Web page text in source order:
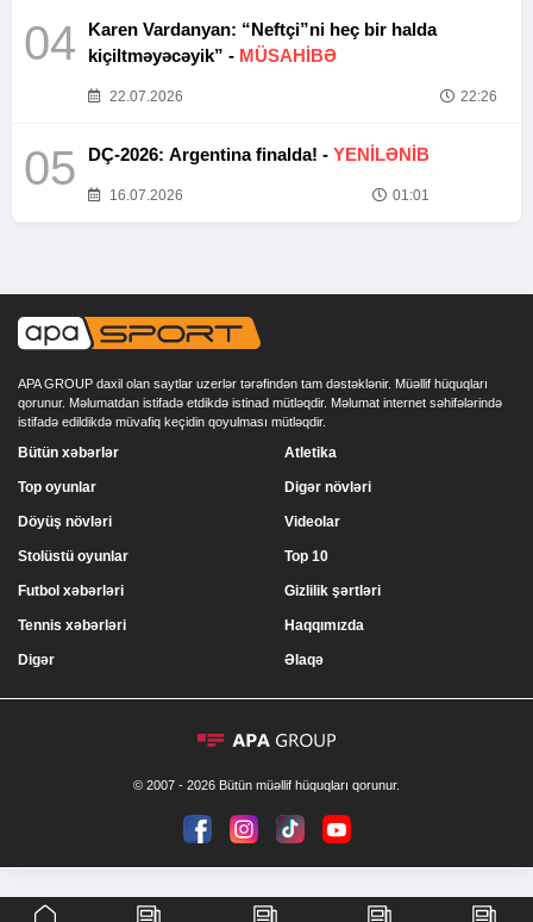
04
Karen Vardanyan: “Neftçi”ni heç bir halda
kiçiltməyəcəyik” - MÜSAHİBƏ
22.07.2026 22:26
05 DÇ-2026: Argentina finalda! - YENİLƏNİB
16.07.2026 01:01
APA GROUP daxil olan saytlar uzerlər tərəfindən tam dəstəklənir. Müəllif hüquqları
qorunur. Məlumatdan istifadə etdikdə istinad mütləqdir. Məlumat internet səhifələrində
istifadə edildikdə müvafiq keçidin qoyulması mütləqdir.
Bütün xəbərlər
Top oyunlar
Döyüş növləri
Stolüstü oyunlar
Atletika
Digər növləri
Videolar
Top 10
Futbol xəbərləri
Tennis xəbərləri
Digər
Gizlilik şərtləri
Haqqımızda
Əlaqə
© 2007 - 2026 Bütün müəllif hüquqları qorunur.